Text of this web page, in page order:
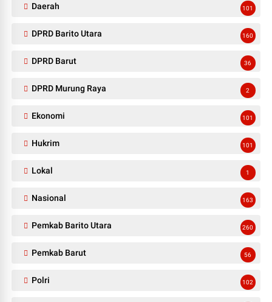
Daerah 101
DPRD Barito Utara 160
DPRD Barut 36
DPRD Murung Raya 2
Ekonomi 101
Hukrim 101
Lokal 1
Nasional 163
Pemkab Barito Utara 260
Pemkab Barut 56
Polri 102